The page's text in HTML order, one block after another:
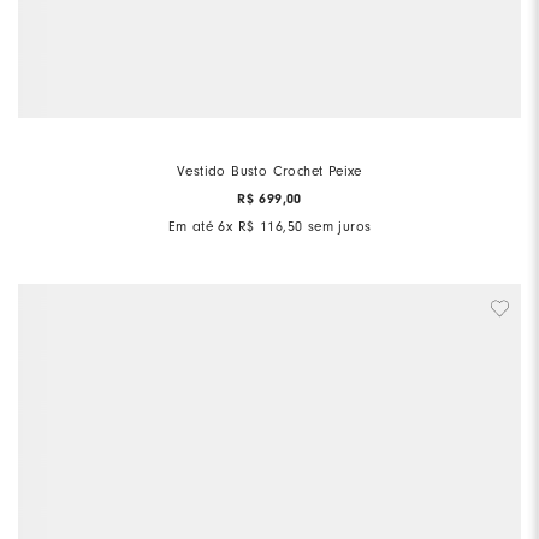
Vestido Busto Crochet Peixe
R$ 699,00
Em até6x R$ 116,50 sem juros